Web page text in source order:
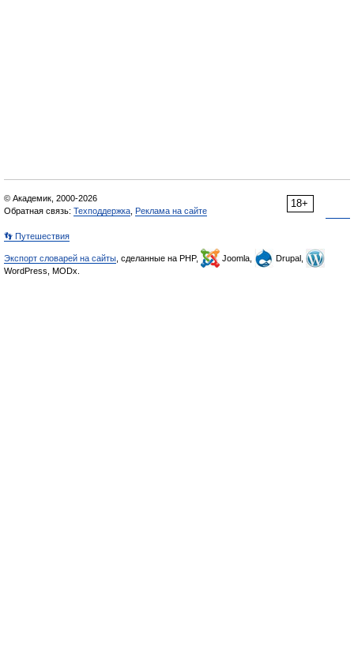
18+
© Академик, 2000-2026
Обратная связь: Техподдержка Реклама на сайте
👣 Путешествия
Экспорт словарей на сайты , сделанные на PHP, Joomla,
Drupal,
WordPress, MODx.